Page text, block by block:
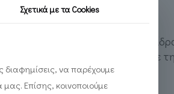
Ελλάδα.
χώρο της Ελλάδας με
στην Ελλάδα τότε επισκεφτείτε
Σχετικά με ταCookies
διαφημίσεις, να παρέχουμε
μας. Επίσης, κοινοποιούμε